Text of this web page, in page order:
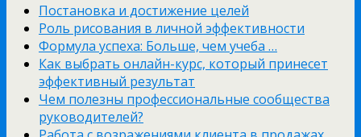
Постановка и достижение целей
Роль рисования в личной эффективности
Формула успеха: Больше, чем учеба …
Как выбрать онлайн-курс, который принесет
эффективный результат
Чем полезны профессиональные сообщества
руководителей?